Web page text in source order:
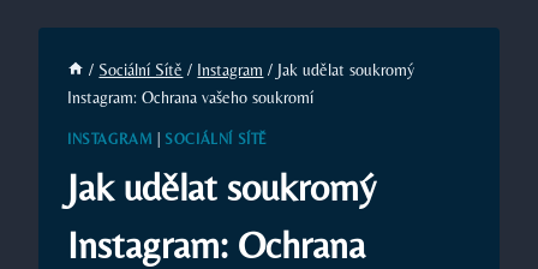
/ Sociální Sítě / Instagram / Jak udělat soukromý
Instagram: Ochrana vašeho soukromí
INSTAGRAM SOCIÁLNÍ SÍTĚ
Jak udělat soukromý
Instagram: Ochrana